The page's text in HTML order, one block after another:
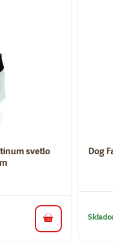
svetlo
do košíka
Dog